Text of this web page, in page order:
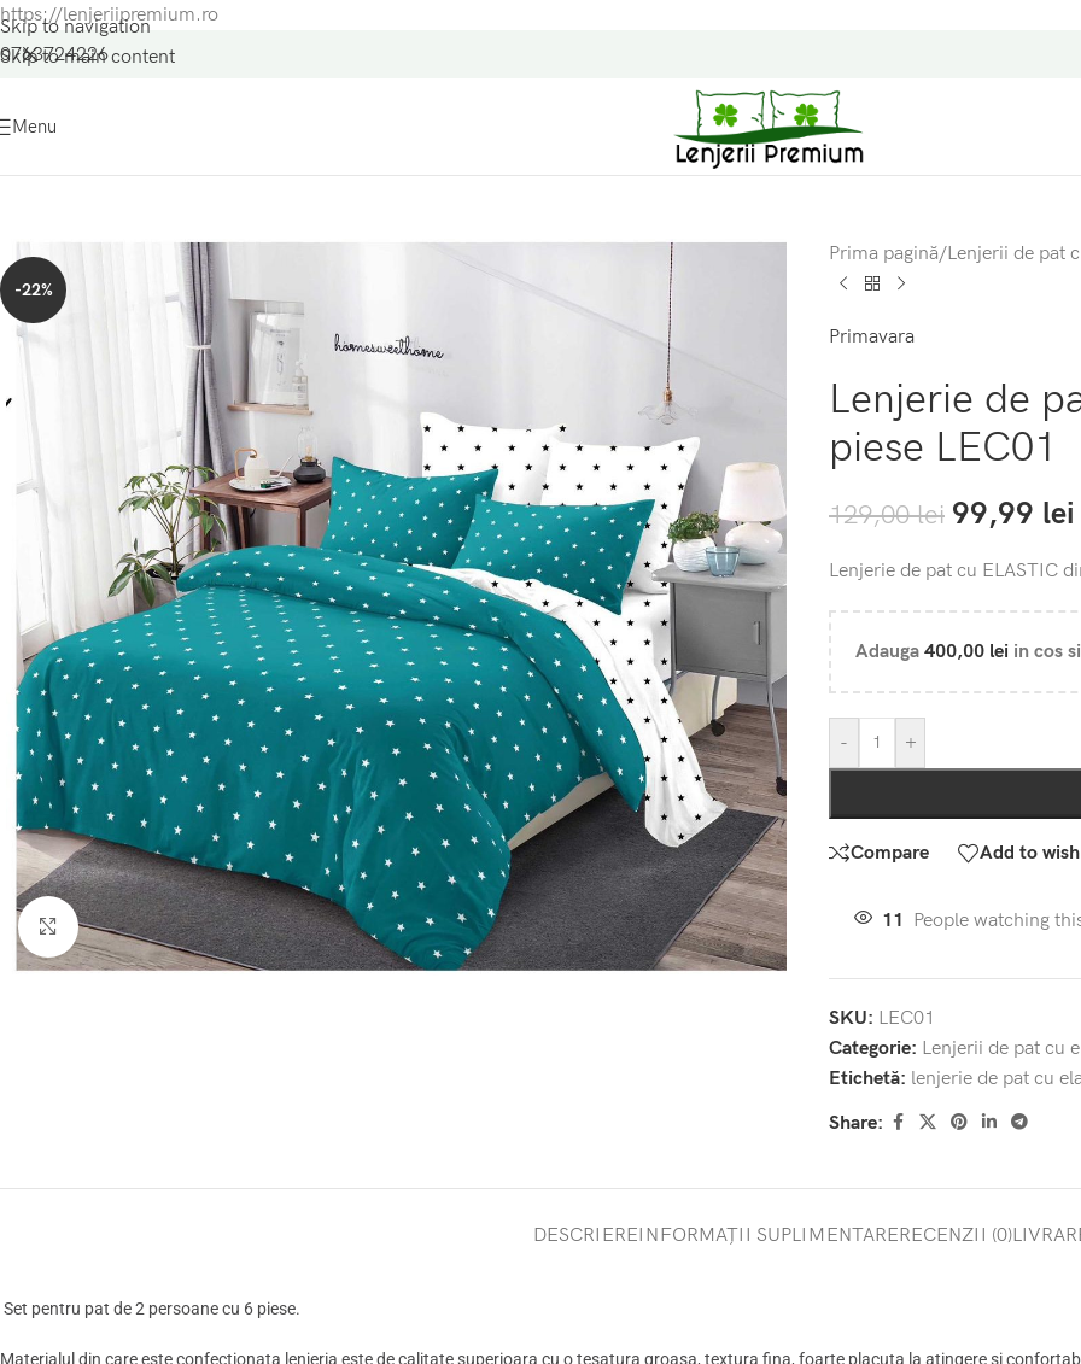
https://lenjeriipremium.ro
Skip to navigation
Skip to main content
0763724226
Menu
-22%
Click to enlarge
Prima pagină/Lenjerii de pat
Primavara
Lenjerie de
piese LEC01
129,00lei 99,99 lei
Lenjerie de pat cu ELASTIC
Adauga 400,00 lei in cos
- +
Compare Add to
11 People watching
SKU: LEC01
Categorie: Lenjerii de pat cu
Etichetă: lenjerie de pat cu
Share:
DESCRIEREINFORMAȚII SUPLIMENTARERECENZII (0)
Set pentru pat de 2 persoane cu 6 piese.
Materialul din care este confectionata lenjeria este de calitate superioara cu o tesatura groasa, textura fina, foarte placuta la atingere si